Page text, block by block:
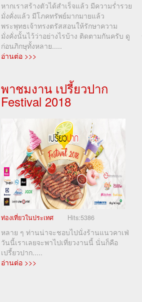
หากเราสร้างตัวได้สำเร็จแล้ว มีความร่ำรวย
มั่งคั่งแล้ว มีโภคทรัพย์มากมายแล้ว
พระพุทธเจ้าทรงตรัสสอนให้รักษาความ
มั่งคั่งนั้นไว้ว่าอย่างไรบ้าง ติดตามกันครับ ดู
ก่อนภิกษุทั้งหลาย.....
อ่านต่อ >>>
พาชมงาน เปรี้ยวปาก
Festival 2018
ท่องเที่ยวในประเทศ Hits:5386
หลาย ๆ ท่านน่าจะชอบไปนั่งร้านแนวคาเฟ่
วันนี้เราเลยจะพาไปเที่ยวงานนี้ นั่นก็คือ
เปรี้ยวปาก.....
อ่านต่อ >>>